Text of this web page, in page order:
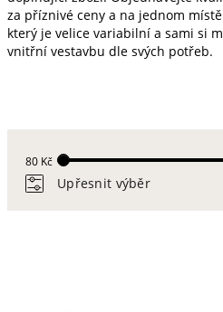
za příznivé ceny a na jednom
který je velice variabilní a sami si
vnitřní vestavbu dle svých potřeb.
Upřesnit výběr
80 Kč